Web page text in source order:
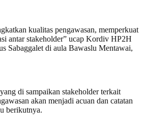
kualitas pengawasan, memperkuat
antar stakeholder” ucap Kordiv HP2H
Sabaggalet di aula Bawaslu Mentawai,
di sampaikan stakeholder terkait
akan menjadi acuan dan catatan
berikutnya.